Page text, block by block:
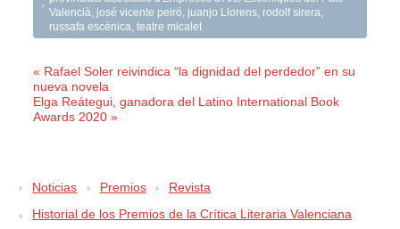
Valencià, josé vicente peiró, juanjo Llorens, rodolf sirera,
russafa escènica,teatre micalet
« Rafael Soler reivindica “la dignidad del perdedor” en su
nueva novela
Elga Reátegui, ganadora del Latino International Book
Awards 2020 »
Noticias Premios
Revista
Historial de los Premios de la Crítica Literaria Valenciana